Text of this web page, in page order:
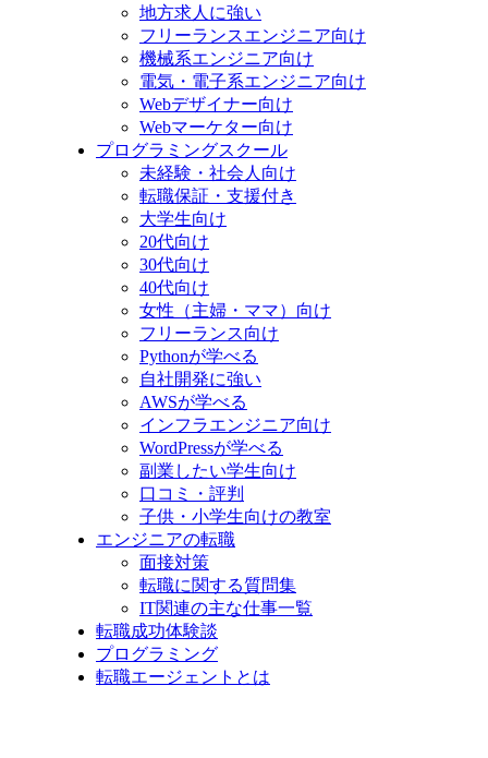
地方求人に強い
フリーランスエンジニア向け
機械系エンジニア向け
電気・電子系エンジニア向け
Webデザイナー向け
Webマーケター向け
プログラミングスクール
未経験・社会人向け
転職保証・支援付き
大学生向け
20代向け
30代向け
40代向け
女性（主婦・ママ）向け
フリーランス向け
Pythonが学べる
自社開発に強い
AWSが学べる
インフラエンジニア向け
WordPressが学べる
副業したい学生向け
口コミ・評判
子供・小学生向けの教室
エンジニアの転職
面接対策
転職に関する質問集
IT関連の主な仕事一覧
転職成功体験談
プログラミング
転職エージェントとは